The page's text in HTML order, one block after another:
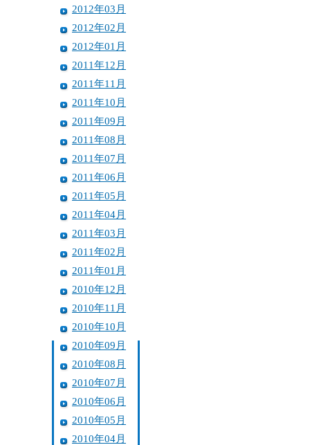
2012年03月
2012年02月
2012年01月
2011年12月
2011年11月
2011年10月
2011年09月
2011年08月
2011年07月
2011年06月
2011年05月
2011年04月
2011年03月
2011年02月
2011年01月
2010年12月
2010年11月
2010年10月
2010年09月
2010年08月
2010年07月
2010年06月
2010年05月
2010年04月